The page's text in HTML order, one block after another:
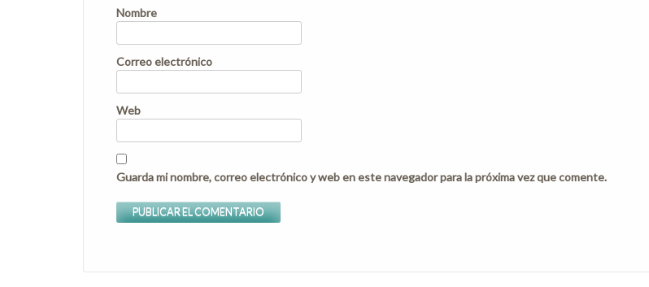
Nombre
Correo electrónico
Web
Guarda mi nombre, correo electrónico y web en este navegador para la próxima vez que comente.